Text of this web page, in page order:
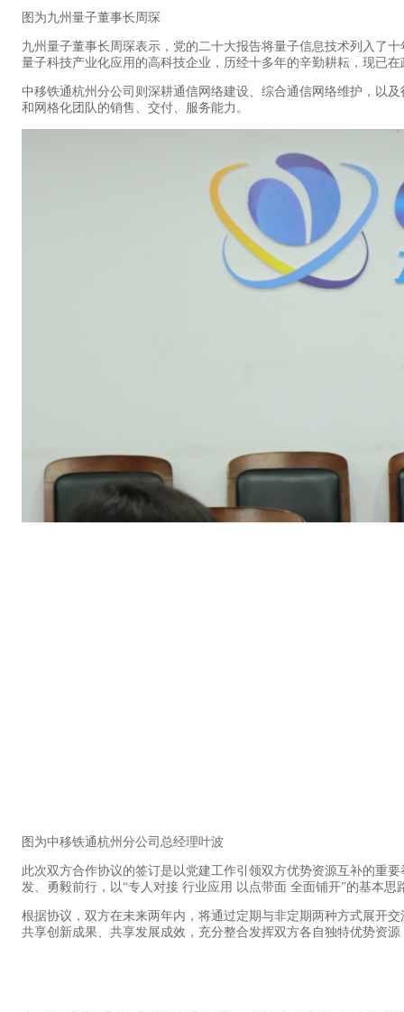
图为九州量子董事长周琛
九州量子董事长周琛表示，党的二十大报告将量子信息技术列入了
量子科技产业化应用的高科技企业，历经十多年的辛勤耕耘，现已
中移铁通杭州分公司则深耕通信网络建设、综合通信网络维护，以
和网格化团队的销售、交付、服务能力。
图为中移铁通杭州分公司总经理叶波
此次双方合作协议的签订是以党建工作引领双方优势资源互补的重
发、勇毅前行，以“专人对接 行业应用 以点带面 全面铺开”的基本
根据协议，双方在未来两年内，将通过定期与非定期两种方式展开
共享创新成果、共享发展成效，充分整合发挥双方各自独特优势资